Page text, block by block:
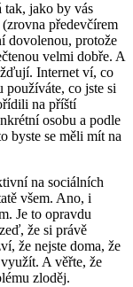
tak, jako by vás
předevčírem
dovolenou, protože
velmi dobře. A
Internet ví, co
používáte, co jste si
na příští
osobu a podle
byste se měli mít na
na sociálních
všem. Ano, i
Je to opravdu
že si právě
že nejste doma, že
A věřte, že
zloděj.